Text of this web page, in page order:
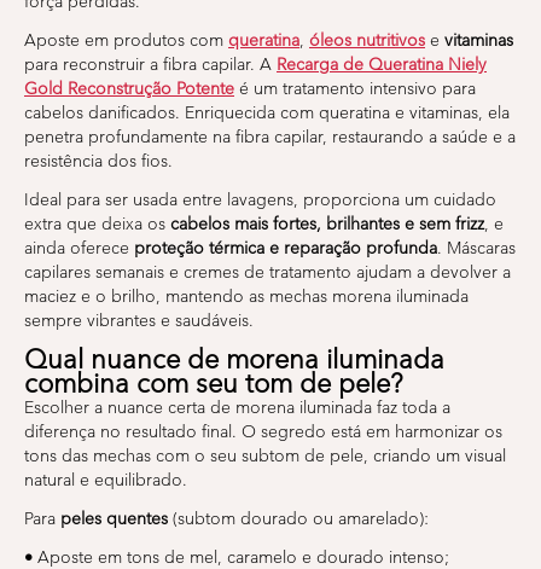
Aposte em produtos com queratina, óleos nutritivos e vitaminas
para reconstruir a fibra capilar. A Recarga de Queratina Niely
Gold Reconstrução Potente é um tratamento intensivo para
cabelos danificados. Enriquecida com queratina e vitaminas, ela
penetra profundamente na fibra capilar, restaurando a saúde e a
resistência dos fios.
Ideal para ser usada entre lavagens, proporciona um cuidado
extra que deixa os cabelos mais fortes, brilhantes e sem frizz, e
ainda oferece proteção térmica e reparação profunda. Máscaras
capilares semanais e cremes de tratamento ajudam a devolver a
maciez e o brilho, mantendo as mechas morena iluminada
sempre vibrantes e saudáveis.
Qual nuance de morena iluminada
combina com seu tom de pele?
Escolher a nuance certa de morena iluminada faz toda a
diferença no resultado final. O segredo está em harmonizar os
tons das mechas com o seu subtom de pele, criando um visual
natural e equilibrado.
Para peles quentes (subtom dourado ou amarelado):
• Aposte em tons de mel, caramelo e dourado intenso;